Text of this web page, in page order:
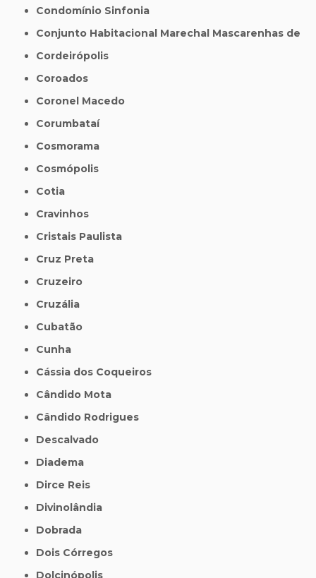
Condomínio Sinfonia
Conjunto Habitacional Marechal Mascarenhas de
Cordeirópolis
Coroados
Coronel Macedo
Corumbataí
Cosmorama
Cosmópolis
Cotia
Cravinhos
Cristais Paulista
Cruz Preta
Cruzeiro
Cruzália
Cubatão
Cunha
Cássia dos Coqueiros
Cândido Mota
Cândido Rodrigues
Descalvado
Diadema
Dirce Reis
Divinolândia
Dobrada
Dois Córregos